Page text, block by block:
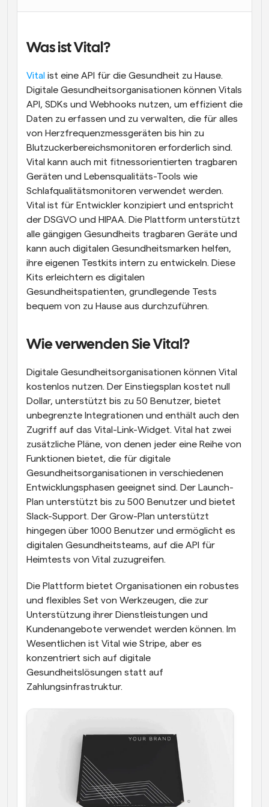
Supercharged Planung mit KI-gestützten Anrufen
Nachrichten und Updates.
Sofortige Besprechungen
Treffen Sie sich in wenigen Minuten mit Kunden
Dynamische Gruppenlinks
Nahtlos Meetings mit mehreren Personen buchen
Webhooks
Erhalten Sie eine Benachrichtigung, wenn etwas
passiert
Was ist Vital?
Vital ist eine API für die Gesundheit zu Hause.
Digitale Gesundheitsorganisationen können Vitals
API, SDKs und Webhooks nutzen, um effizient die
Daten zu erfassen und zu verwalten, die für alles
von Herzfrequenzmessgeräten bis hin zu
Blutzuckerbereichsmonitoren erforderlich sind.
Vital kann auch mit fitnessorientierten tragbaren
Geräten und Lebensqualitäts-Tools wie
Schlafqualitätsmonitoren verwendet werden.
Vital ist für Entwickler konzipiert und entspricht
der DSGVO und HIPAA. Die Plattform unterstützt
alle gängigen Gesundheits tragbaren Geräte und
kann auch digitalen Gesundheitsmarken helfen,
ihre eigenen Testkits intern zu entwickeln. Diese
Kits erleichtern es digitalen
Gesundheitspatienten, grundlegende Tests
bequem von zu Hause aus durchzuführen.
Wie verwenden Sie Vital?
Digitale Gesundheitsorganisationen können Vital
kostenlos nutzen. Der Einstiegsplan kostet null
Dollar, unterstützt bis zu 50 Benutzer, bietet
unbegrenzte Integrationen und enthält auch den
Zugriff auf das Vital-Link-Widget. Vital hat zwei
zusätzliche Pläne, von denen jeder eine Reihe von
Funktionen bietet, die für digitale
Gesundheitsorganisationen in verschiedenen
Entwicklungsphasen geeignet sind. Der Launch-
Plan unterstützt bis zu 500 Benutzer und bietet
Slack-Support. Der Grow-Plan unterstützt
hingegen über 1000 Benutzer und ermöglicht es
digitalen Gesundheitsteams, auf die API für
Heimtests von Vital zuzugreifen.
Die Plattform bietet Organisationen ein robustes
und flexibles Set von Werkzeugen, die zur
Unterstützung ihrer Dienstleistungen und
Kundenangebote verwendet werden können. Im
Wesentlichen ist Vital wie Stripe, aber es
konzentriert sich auf digitale
Gesundheitslösungen statt auf
Zahlungsinfrastruktur.